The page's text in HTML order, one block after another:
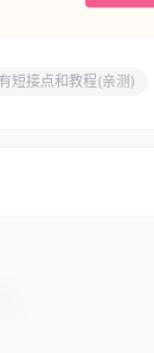
短接点和教程(亲测)